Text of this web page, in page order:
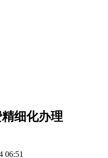
细化办理
06:51